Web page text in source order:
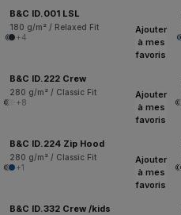
B&C ID.001 LSL
180 g/m² / Relaxed Fit
+4
Ajouter
à mes
favoris
B&C ID.222 Crew
280 g/m² / Classic Fit
+8
Ajouter
à mes
favoris
B&C ID.224 Zip Hood
280 g/m² / Classic Fit
+1
Ajouter
à mes
favoris
B&C ID.332 Crew /kids